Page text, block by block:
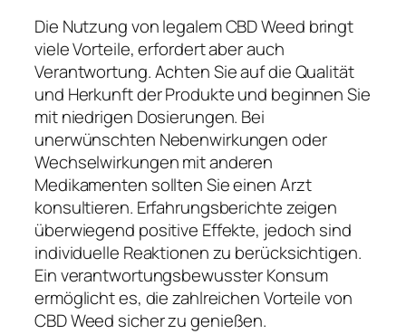
Die Nutzung von legalem CBD Weed bringt
viele Vorteile, erfordert aber auch
Verantwortung. Achten Sie auf die Qualität
und Herkunft der Produkte und beginnen Sie
mit niedrigen Dosierungen. Bei
unerwünschten Nebenwirkungen oder
Wechselwirkungen mit anderen
Medikamenten sollten Sie einen Arzt
konsultieren. Erfahrungsberichte zeigen
überwiegend positive Effekte, jedoch sind
individuelle Reaktionen zu berücksichtigen.
Ein verantwortungsbewusster Konsum
ermöglicht es, die zahlreichen Vorteile von
CBD Weed sicher zu genießen.